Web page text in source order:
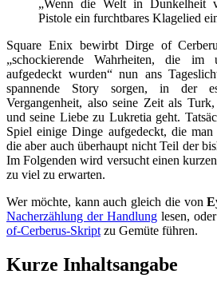
„Wenn die Welt in Dunkelheit
Pistole ein furchtbares Klagelied
Square Enix bewirbt Dirge of
„schockierende Wahrheiten, die im
aufgedeckt wurden“ nun ans
spannende Story sorgen, in der
Vergangenheit, also seine Zeit als
und seine Liebe zu Lukretia geht.
Spiel einige Dinge aufgedeckt, die
die aber auch überhaupt nicht Teil der
Im Folgenden wird versucht einen
zu viel zu erwarten.
Wer möchte, kann auch gleich die von
Nacherzählung der Handlung lesen,
of-Cerberus-Skript zu Gemüte führen.
Kurze Inhaltsangabe